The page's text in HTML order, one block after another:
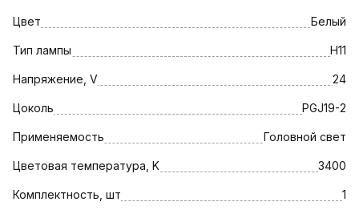
Цвет Белый
Тип лампы H11
Напряжение, V 24
Цоколь PGJ19-2
Применяемость Головной свет
Цветовая температура, K 3400
Комплектность, шт 1